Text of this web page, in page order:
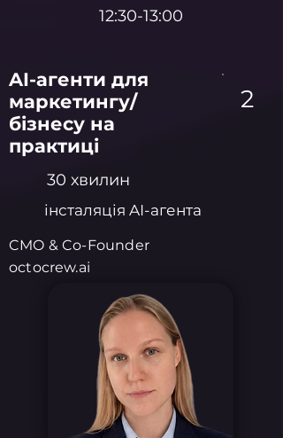
12:30-13:00
AI-агенти для
маркетингу/
бізнесу на
практиці
2
30 хвилин
інсталяція AI-агента
CMO & Co-Founder
octocrew.ai